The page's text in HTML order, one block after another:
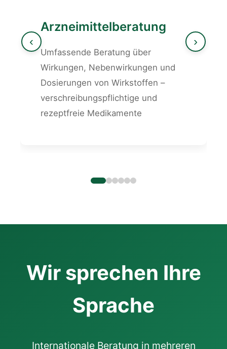
‹
Arzneimittelberatung
Umfassende Beratung über
Wirkungen, Nebenwirkungen und
Dosierungen von Wirkstoffen –
verschreibungspflichtige und
rezeptfreie Medikamente
›
Wir sprechen Ihre
Sprache
Internationale Beratung in mehreren